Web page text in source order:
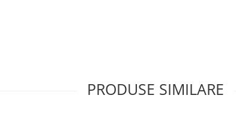
PRODUSE SIMILARE